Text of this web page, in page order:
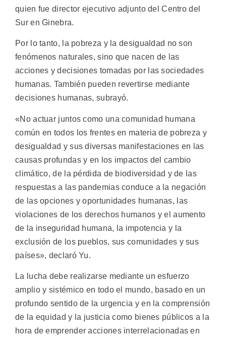
quien fue director ejecutivo adjunto del Centro del
Sur en Ginebra.
Por lo tanto, la pobreza y la desigualdad no son
fenómenos naturales, sino que nacen de las
acciones y decisiones tomadas por las sociedades
humanas. También pueden revertirse mediante
decisiones humanas, subrayó.
«No actuar juntos como una comunidad humana
común en todos los frentes en materia de pobreza y
desigualdad y sus diversas manifestaciones en las
causas profundas y en los impactos del cambio
climático, de la pérdida de biodiversidad y de las
respuestas a las pandemias conduce a la negación
de las opciones y oportunidades humanas, las
violaciones de los derechos humanos y el aumento
de la inseguridad humana, la impotencia y la
exclusión de los pueblos, sus comunidades y sus
países», declaró Yu.
La lucha debe realizarse mediante un esfuerzo
amplio y sistémico en todo el mundo, basado en un
profundo sentido de la urgencia y en la comprensión
de la equidad y la justicia como bienes públicos a la
hora de emprender acciones interrelacionadas en